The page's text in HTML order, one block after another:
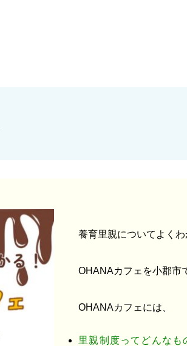
養育里親についてよくわ
OHANAカフェを小郡市
OHANAカフェには、
里親制度ってどんなも